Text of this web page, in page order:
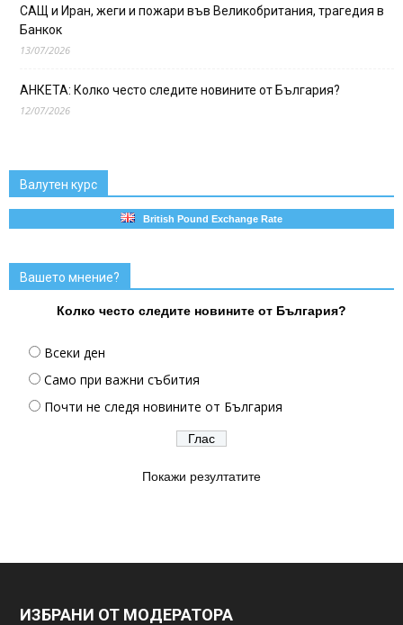
САЩ и Иран, жеги и пожари във Великобритания, трагедия в
Банкок
13/07/2026
АНКЕТА: Колко често следите новините от България?
12/07/2026
Валутен курс
British Pound Exchange Rate
Вашето мнение?
Колко често следите новините от България?
Всеки ден
Само при важни събития
Почти не следя новините от България
Покажи резултатите
ИЗБРАНИ ОТ МОДЕРАТОРА